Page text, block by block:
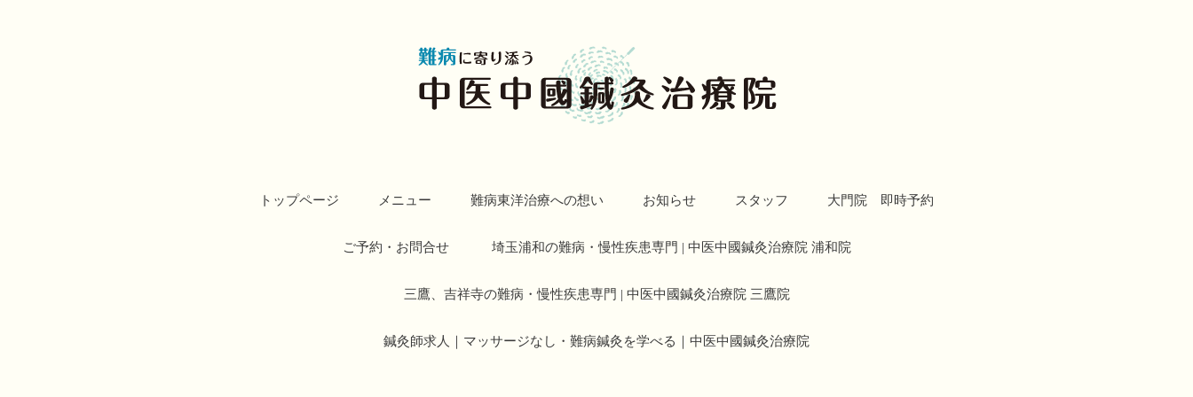
トップページ メニュー 難病東洋治療への想い お知らせ スタッフ 大門院 即時予約
ご予約・お問合せ 埼玉浦和の難病・慢性疾患専門 | 中医中國鍼灸治療院 浦和院
三鷹、吉祥寺の難病・慢性疾患専門 | 中医中國鍼灸治療院 三鷹院
鍼灸師求人｜マッサージなし・難病鍼灸を学べる｜中医中國鍼灸治療院